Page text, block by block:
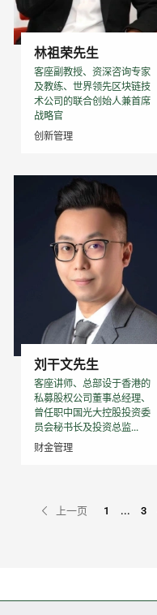
林祖荣先生
客座副教授、资深咨询专家
及教练、世界领先区块链技
术公司的联合创始人兼首席
战略官
创新管理
刘干文先生
客座讲师、总部设于香港的
私募股权公司董事总经理、
曾任职中国光大控股投资委
员会秘书长及投资总监...
财金管理
上一页 Go to Page
1 ... 3